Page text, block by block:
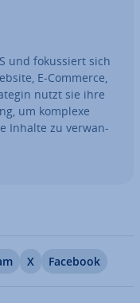
und fo­kus­siert sich
E-Commerce,
nutzt sie ihre
um komplexe
Inhalte zu ver­wan­
X Facebook